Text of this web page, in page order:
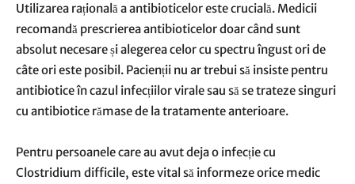
Utilizarea rațională a antibioticelor este crucială. Medicii
recomandă prescrierea antibioticelor doar când sunt
absolut necesare și alegerea celor cu spectru îngust ori de
câte ori este posibil. Pacienții nu ar trebui să insiste pentru
antibiotice în cazul infecțiilor virale sau să se trateze singuri
cu antibiotice rămase de la tratamente anterioare.
Pentru persoanele care au avut deja o infecție cu
Clostridium difficile, este vital să informeze orice medic